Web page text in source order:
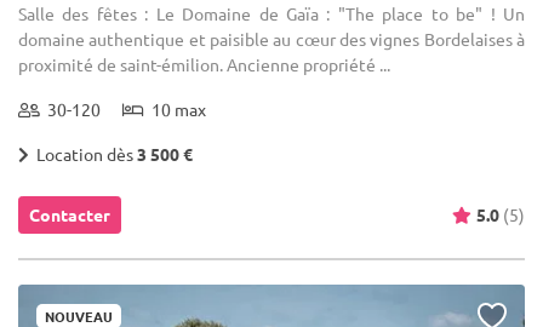
Salle des fêtes : Le Domaine de Gaïa : "The place to be" ! Un
domaine authentique et paisible au cœur des vignes Bordelaises à
proximité de saint-émilion. Ancienne propriété ...
30-120 10 max
Location dès3 500 €
Contacter 5.0 (5)
NOUVEAU